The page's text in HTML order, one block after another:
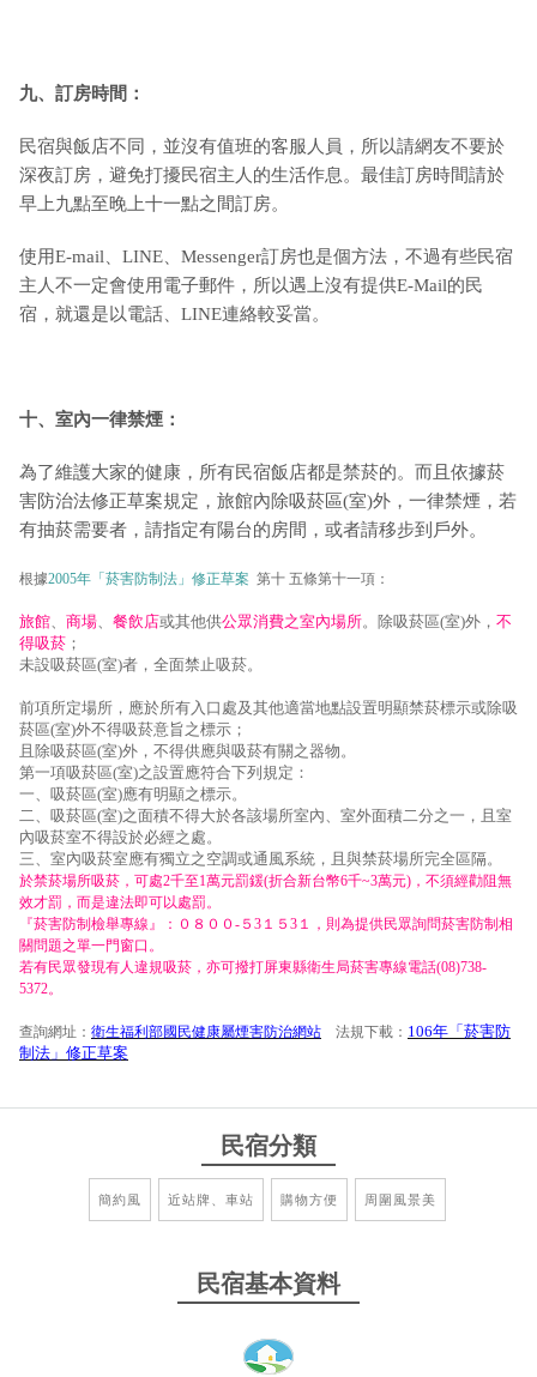
九、訂房時間：
民宿與飯店不同，並沒有值班的客服人員，所以請網友不要於
深夜訂房，避免打擾民宿主人的生活作息。最佳訂房時間請於
早上九點至晚上十一點之間訂房。
使用E-mail、LINE、Messenger訂房也是個方法，不過有些民宿
主人不一定會使用電子郵件，所以遇上沒有提供E-Mail的民
宿，就還是以電話、LINE連絡較妥當。
十、室內一律禁煙：
為了維護大家的健康，所有民宿飯店都是禁菸的。而且依據菸
害防治法修正草案規定，旅館內除吸菸區(室)外，一律禁煙，若
有抽菸需要者，請指定有陽台的房間，或者請移步到戶外。
根據2005年「菸害防制法」修正草案 第十 五條第十一項：
旅館、 商場、 餐飲店或其他供公眾消費之室內場所。除吸菸區(室)外， 不
得吸菸 ；
未設吸菸區(室)者，全面禁止吸菸。
前項所定場所，應於所有入口處及其他適當地點設置明顯禁菸標示或除吸
菸區(室)外不得吸菸意旨之標示；
且除吸菸區(室)外，不得供應與吸菸有關之器物。
第一項吸菸區(室)之設置應符合下列規定：
一、吸菸區(室)應有明顯之標示。
二、吸菸區(室)之面積不得大於各該場所室內、室外面積二分之一，且室
內吸菸室不得設於必經之處。
三、室內吸菸室應有獨立之空調或通風系統，且與禁菸場所完全區隔。
於禁菸場所吸菸，可處2千至1萬元罰鍰(折合新台幣6千~3萬元)，不須經勸阻無
效才罰，而是違法即可以處罰。
『菸害防制檢舉專線』：０８００-５3１５3１，則為提供民眾詢問菸害防制相
關問題之單一門窗口。
若有民眾發現有人違規吸菸，亦可撥打屏東縣衛生局菸害專線電話(08)738-
5372。
查詢網址： 衛生福利部國民健康屬煙害防治網站 法規下載： 106年「菸害防
制法」修正草案
民宿分類
簡約風 近站牌、車站 購物方便 周圍風景美
民宿基本資料